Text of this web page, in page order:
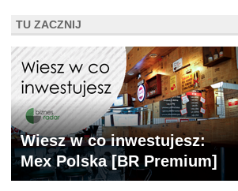
TU ZACZNIJ
Wiesz w co inwestujesz:
Mex Polska [BR Premium]